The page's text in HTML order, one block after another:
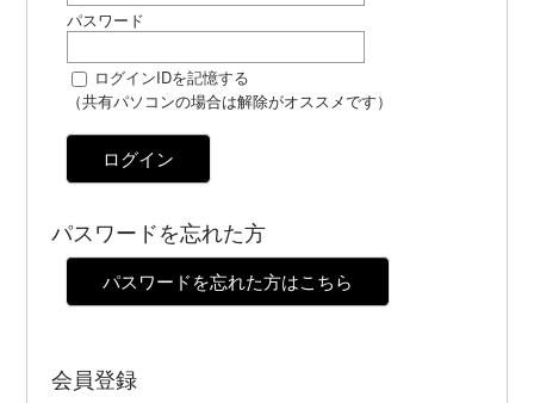
パスワード
ログインIDを記憶する
（共有パソコンの場合は解除がオススメです）
ログイン
パスワードを忘れた方
パスワードを忘れた方はこちら
会員登録